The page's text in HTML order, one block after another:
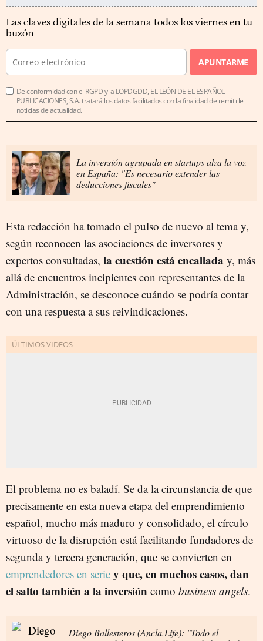
Las claves digitales de la semana todos los viernes en tu
buzón
APUNTARME
De conformidad con el RGPD y la LOPDGDD, EL LEÓN DE EL ESPAÑOL
PUBLICACIONES, S.A. tratará los datos facilitados con la finalidad de remitirle
noticias de actualidad.
La inversión agrupada en startups alza la voz
en España: "Es necesario extender las
deducciones fiscales"
Esta redacción ha tomado el pulso de nuevo al tema y,
según reconocen las asociaciones de inversores y
expertos consultadas, la cuestión está encallada y, más
allá de encuentros incipientes con representantes de la
Administración, se desconoce cuándo se podría contar
con una respuesta a sus reivindicaciones.
El problema no es baladí. Se da la circunstancia de que
precisamente en esta nueva etapa del emprendimiento
español, mucho más maduro y consolidado, el círculo
virtuoso de la disrupción está facilitando fundadores de
segunda y tercera generación, que se convierten en
emprendedores en serie y que, en muchos casos, dan
el salto también a la inversión como business angels.
Diego Ballesteros (Ancla.Life): "Todo el